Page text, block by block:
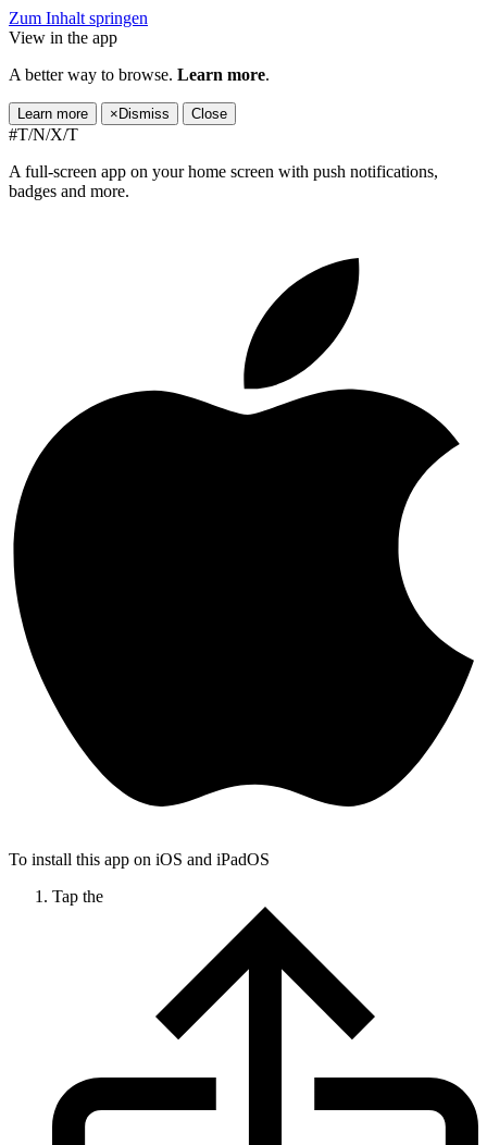
Zum Inhalt springen
View in the app
A better way to browse. Learn more.
Learn more × Dismiss Close
#T/N/X/T
A full-screen app on your home screen with push notifications,
badges and more.
To install this app on iOS and iPadOS
Tap the